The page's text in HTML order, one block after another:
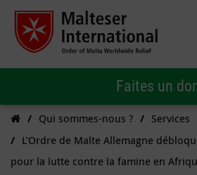
Faites un
Qui sommes-nous ? Services
L’Ordre de Malte Allemagne
pour la lutte contre la famine en